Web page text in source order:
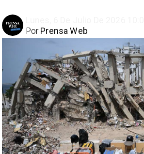
Prensa Web
Por